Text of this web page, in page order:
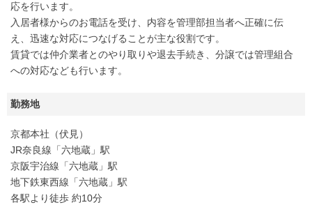
応を行います。
入居者様からのお電話を受け、内容を管理部担当者へ正確に伝
え、迅速な対応につなげることが主な役割です。
賃貸では仲介業者とのやり取りや退去手続き、分譲では管理組合
への対応なども行います。
勤務地
京都本社（伏見）
JR奈良線「六地蔵」駅
京阪宇治線「六地蔵」駅
地下鉄東西線「六地蔵」駅
各駅より徒歩 約10分